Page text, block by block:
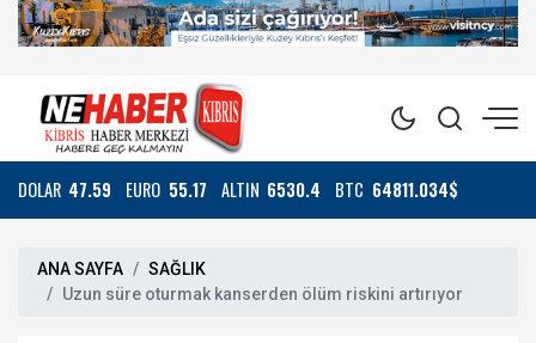
DOLAR 47.59 EURO 55.17 ALTIN 6530.4 BTC 64811.034$
ANA SAYFA
SAĞLIK
Uzun süre oturmak kanserden ölüm riskini artırıyor